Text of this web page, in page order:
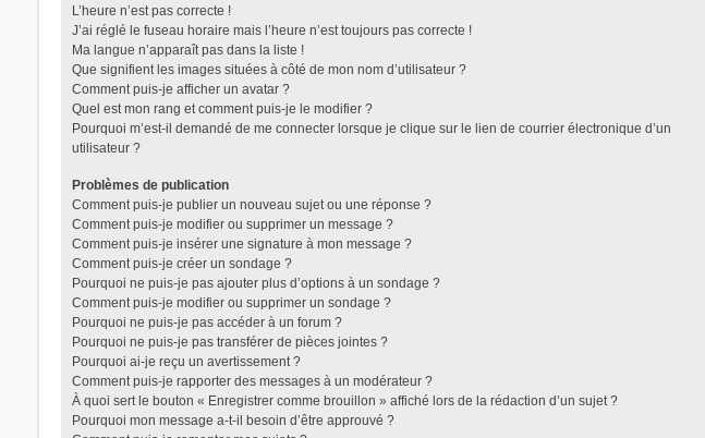
L’heure n’est pas correcte !
J’ai réglé le fuseau horaire mais l’heure n’est toujours pas correcte !
Ma langue n’apparaît pas dans la liste !
Que signifient les images situées à côté de mon nom d’utilisateur ?
Comment puis-je afficher un avatar ?
Quel est mon rang et comment puis-je le modifier ?
Pourquoi m’est-il demandé de me connecter lorsque je clique sur le lien de courrier électronique d’un
utilisateur ?
Problèmes de publication
Comment puis-je publier un nouveau sujet ou une réponse ?
Comment puis-je modifier ou supprimer un message ?
Comment puis-je insérer une signature à mon message ?
Comment puis-je créer un sondage ?
Pourquoi ne puis-je pas ajouter plus d’options à un sondage ?
Comment puis-je modifier ou supprimer un sondage ?
Pourquoi ne puis-je pas accéder à un forum ?
Pourquoi ne puis-je pas transférer de pièces jointes ?
Pourquoi ai-je reçu un avertissement ?
Comment puis-je rapporter des messages à un modérateur ?
À quoi sert le bouton « Enregistrer comme brouillon » affiché lors de la rédaction d’un sujet ?
Pourquoi mon message a-t-il besoin d’être approuvé ?